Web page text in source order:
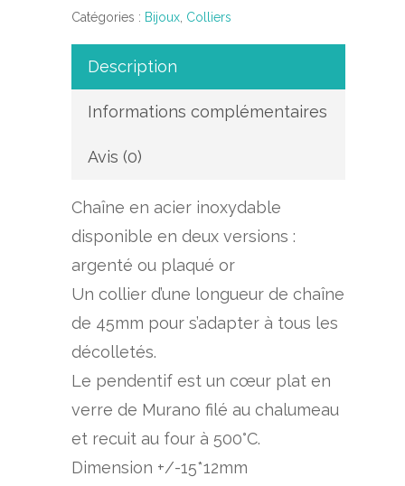
Catégories : Bijoux, Colliers
Description
Informations complémentaires
Avis (0)
Chaîne en acier inoxydable
disponible en deux versions :
argenté ou plaqué or
Un collier d’une longueur de chaîne
de 45mm pour s’adapter à tous les
décolletés.
Le pendentif est un cœur plat en
verre de Murano filé au chalumeau
et recuit au four à 500°C.
Dimension +/-15*12mm